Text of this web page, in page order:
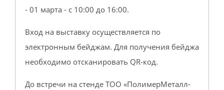
- 01 марта - с 10:00 до 16:00.
Вход на выставку осуществляется по
электронным бейджам. Для получения бейджа
необходимо отсканировать QR-код.
До встречи на стенде ТОО «ПолимерМеталл-